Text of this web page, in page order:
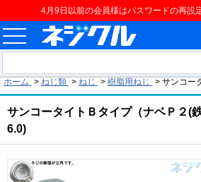
4月9日以前の会員様はパスワードの再設
ホーム > ねじ類 > ねじ > 樹脂用ねじ > サンコー
サンコータイトＢタイプ（ナベＰ２(
6.0)